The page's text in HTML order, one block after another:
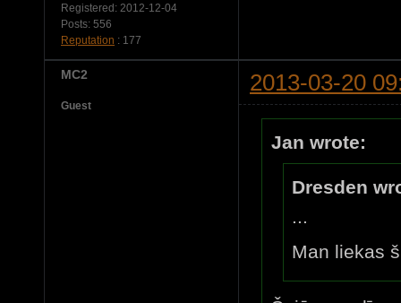
Registered: 2012-12-04
Posts: 556
Reputation : 177
MC2 2013-03-20
Guest
Jan wrote:
Dresden
Man liekas